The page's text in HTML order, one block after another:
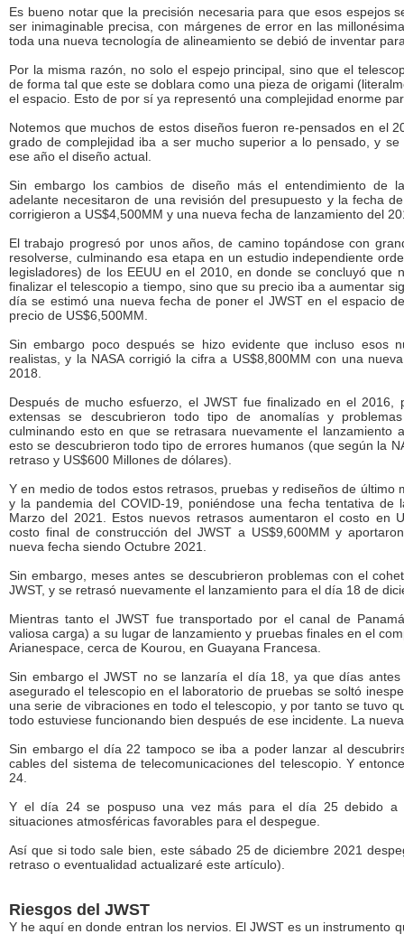
Es bueno notar que la precisión necesaria para que esos espejos
ser inimaginable precisa, con márgenes de error en las
toda una nueva tecnología de alineamiento se debió de inventar
Por la misma razón, no solo el espejo principal, sino que el
de forma tal que este se doblara como una pieza de origami
el espacio. Esto de por sí ya representó una complejidad enorme
Notemos que muchos de estos diseños fueron re-pensados en el
grado de complejidad iba a ser mucho superior a lo pensado, y se
ese año el diseño actual.
Sin embargo los cambios de diseño más el entendimiento de
adelante necesitaron de una revisión del presupuesto y la fecha
corrigieron a US$4,500MM y una nueva fecha de lanzamiento del
El trabajo progresó por unos años, de camino topándose con
resolverse, culminando esa etapa en un estudio independiente
legisladores) de los EEUU en el 2010, en donde se concluyó que
finalizar el telescopio a tiempo, sino que su precio iba a aumentar
día se estimó una nueva fecha de poner el JWST en el espacio
precio de US$6,500MM.
Sin embargo poco después se hizo evidente que incluso esos
realistas, y la NASA corrigió la cifra a US$8,800MM con una
2018.
Después de mucho esfuerzo, el JWST fue finalizado en el 2016,
extensas se descubrieron todo tipo de anomalías y
culminando esto en que se retrasara nuevamente el lanzamiento
esto se descubrieron todo tipo de errores humanos (que según la
retraso y US$600 Millones de dólares).
Y en medio de todos estos retrasos, pruebas y rediseños de último
y la pandemia del COVID-19, poniéndose una fecha tentativa de
Marzo del 2021. Estos nuevos retrasos aumentaron el costo en
costo final de construcción del JWST a US$9,600MM y
nueva fecha siendo Octubre 2021.
Sin embargo, meses antes se descubrieron problemas con el
JWST, y se retrasó nuevamente el lanzamiento para el día 18 de
Mientras tanto el JWST fue transportado por el canal de
valiosa carga) a su lugar de lanzamiento y pruebas finales en el
Arianespace, cerca de Kourou, en Guayana Francesa.
Sin embargo el JWST no se lanzaría el día 18, ya que días
asegurado el telescopio en el laboratorio de pruebas se soltó
una serie de vibraciones en todo el telescopio, y por tanto se tuvo
todo estuviese funcionando bien después de ese incidente. La
Sin embargo el día 22 tampoco se iba a poder lanzar al
cables del sistema de telecomunicaciones del telescopio. Y
24.
Y el día 24 se pospuso una vez más para el día 25 debido a
situaciones atmosféricas favorables para el despegue.
Así que si todo sale bien, este sábado 25 de diciembre 2021
retraso o eventualidad actualizaré este artículo).
Riesgos del JWST
Y he aquí en donde entran los nervios. El JWST es un instrumento